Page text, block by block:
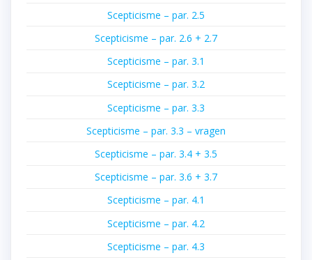
Scepticisme – par. 2.5
Scepticisme – par. 2.6 + 2.7
Scepticisme – par. 3.1
Scepticisme – par. 3.2
Scepticisme – par. 3.3
Scepticisme – par. 3.3 – vragen
Scepticisme – par. 3.4 + 3.5
Scepticisme – par. 3.6 + 3.7
Scepticisme – par. 4.1
Scepticisme – par. 4.2
Scepticisme – par. 4.3